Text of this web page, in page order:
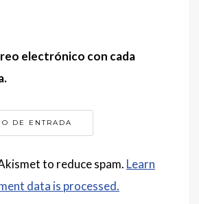
electrónico con cada
to reduce spam. Learn
data is processed.